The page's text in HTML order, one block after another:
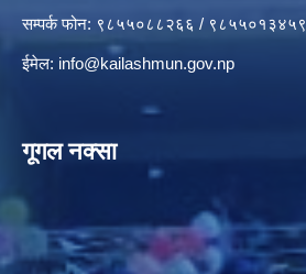
सम्पर्क फोन: ९८५५०८८२६६ / ९८५५०१३४५९
ईमेल: info@kailashmun.gov.np
गूगल नक्सा